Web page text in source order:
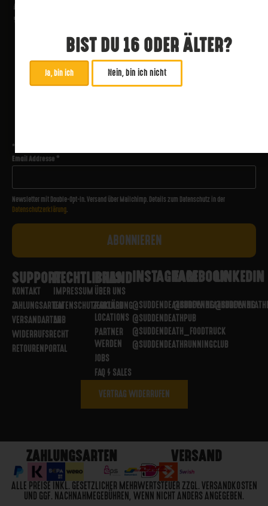
*
Email Addresse*
Newsletter mit Double-Opt-In. Versand über Mailchimp. Details zum Datenschutz in der
Datenschutzerklärung.
SUPPORT
KONTAKT
ZAHLUNGSARTEN
VERSANDARTEN
WIDERRUFSRECHT
RETOURENPORTAL
RECHTLICHES
IMPRESSUM
DATENSCHUTZERKLÄRUNG
AGB
BRAND
ÜBER UNS
PARTNER
LOCATIONS
PARTNER
WERDEN
JOBS
FAQ / SALES
INSTAGRAM
@SUDDENDEATHBREWING
@SUDDENDEATHPUB
@SUDDENDEATH_FOODTRUCK
@SUDDENDEATHRUNNINGCLUB
FACEBOOK
@SUDDENDEATHBREWING
LINKEDIN
VERTRAG WIDERRUFEN
ZAHLUNGSARTEN VERSAND
ALLE PREISE INKL. GESETZLICHER MEHRWERTSTEUER ZZGL. VERSANDKOSTEN
UND GGF. NACHNAHMEGEBÜHREN, WENN NICHT ANDERS ANGEGEBEN.
BIST DU 16 ODER ÄLTER?
Ja, bin ich Nein, bin ich nicht